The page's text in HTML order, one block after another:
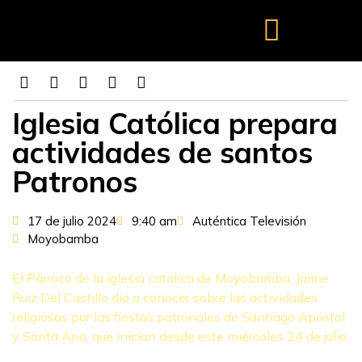
Iglesia Católica prepara
actividades de santos
Patronos
17 de julio 2024 9:40 am
Auténtica Televisión
Moyobamba
El Párroco de la iglesia católica de Moyobamba, Jaime
Ruiz Del Castillo dio a conocer sobre las actividades
religiosas por las fiestas patronales de Santiago Apóstol
y Santa Ana, que inician desde este miércoles 24 de julio.